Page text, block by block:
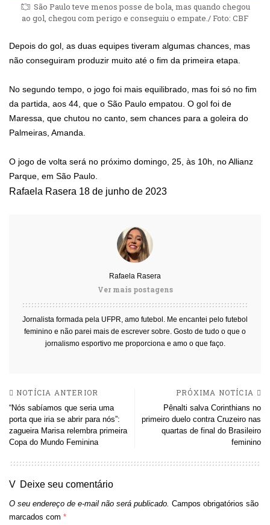
São Paulo teve menos posse de bola, mas quando chegou
ao gol, chegou com perigo e conseguiu o empate./ Foto: CBF
Depois do gol, as duas equipes tiveram algumas chances, mas
não conseguiram produzir muito até o fim da primeira etapa.
No segundo tempo, o jogo foi mais equilibrado, mas foi só no fim
da partida, aos 44, que o São Paulo empatou. O gol foi de
Maressa, que chutou no canto, sem chances para a goleira do
Palmeiras, Amanda.
O jogo de volta será no próximo domingo, 25, às 10h, no Allianz
Parque, em São Paulo.
Rafaela Rasera 18 de junho de 2023
Rafaela Rasera
Ver mais postagens
Jornalista formada pela UFPR, amo futebol. Me encantei pelo futebol
feminino e não parei mais de escrever sobre. Gosto de tudo o que o
jornalismo esportivo me proporciona e amo o que faço.
NOTÍCIA ANTERIOR
“Nós sabíamos que seria uma
porta que iria se abrir para nós”:
zagueira Marisa relembra primeira
Copa do Mundo Feminina
PRÓXIMA NOTÍCIA
Pênalti salva Corinthians no
primeiro duelo contra Cruzeiro nas
quartas de final do Brasileiro
feminino
Deixe seu comentário
O seu endereço de e-mail não será publicado. Campos obrigatórios são
marcados com *